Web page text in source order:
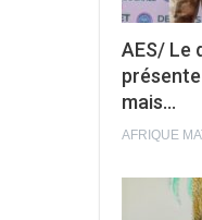
AES/ Le
mais…
AFRIQUE